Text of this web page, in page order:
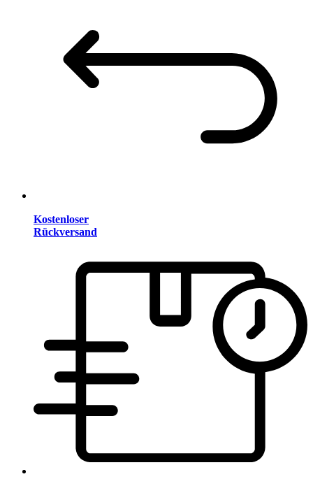
Kostenloser
Rückversand